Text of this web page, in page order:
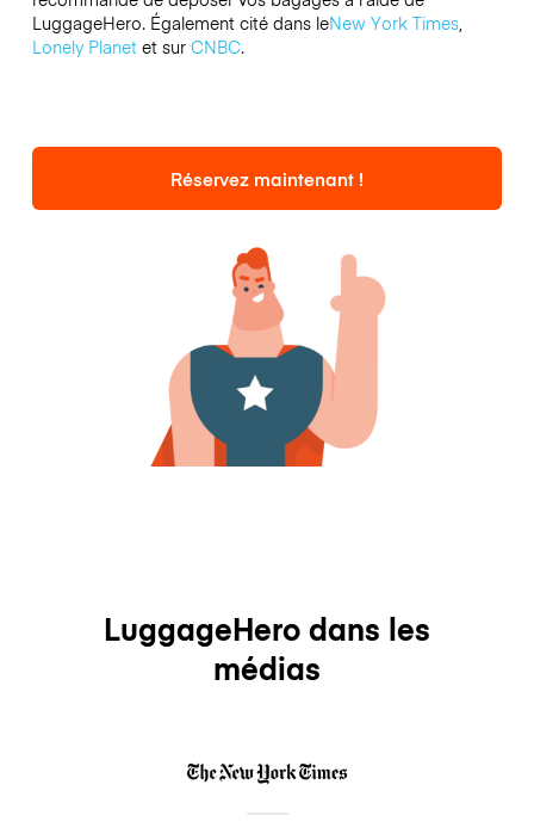
LuggageHero. Également cité dans leNew York Times,
Lonely Planetet sur CNBC.
Réservez maintenant !
LuggageHero dans les
médias